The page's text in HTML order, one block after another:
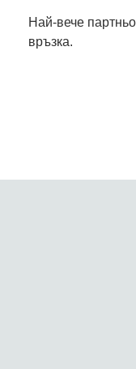
Най-вече
връзка.